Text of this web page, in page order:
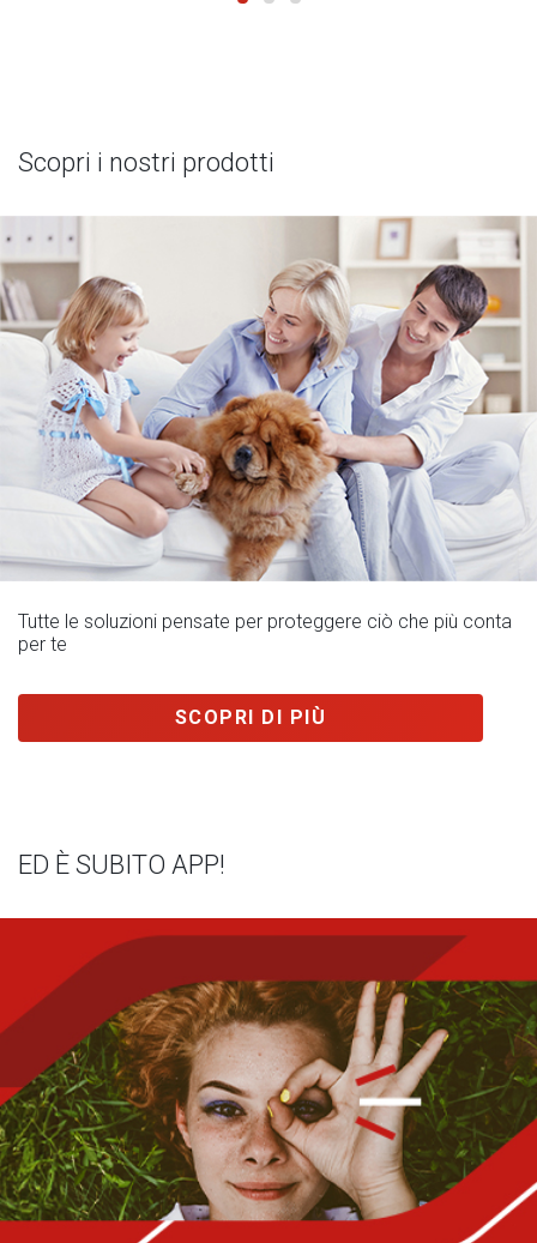
Scopri i nostri prodotti
Tutte le soluzioni pensate per proteggere ciò che più conta
per te
SCOPRI DI PIÙ
ED È SUBITO APP!